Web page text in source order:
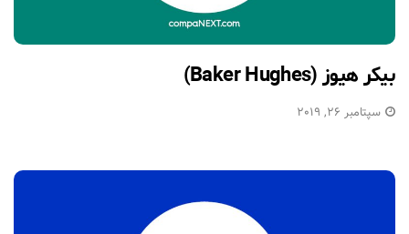
بیکر هیوز (Baker Hughes)
سپتامبر 26, 2019